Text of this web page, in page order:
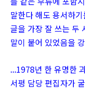
말한다 해도 용서하
글을 가장 잘 쓰는 두
말이 붙어 있었음을
...1978년 한 유명한
서평 담당 편집자가